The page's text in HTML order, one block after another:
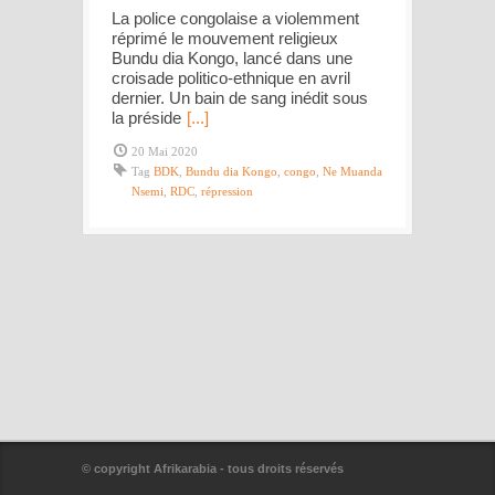
La police congolaise a violemment
réprimé le mouvement religieux
Bundu dia Kongo, lancé dans une
croisade politico-ethnique en avril
dernier. Un bain de sang inédit sous
la préside [...]
20 Mai 2020
Tag BDK Bundu dia Kongo congo Ne Muanda
Nsemi RDC répression
© copyright Afrikarabia - tous droits réservés